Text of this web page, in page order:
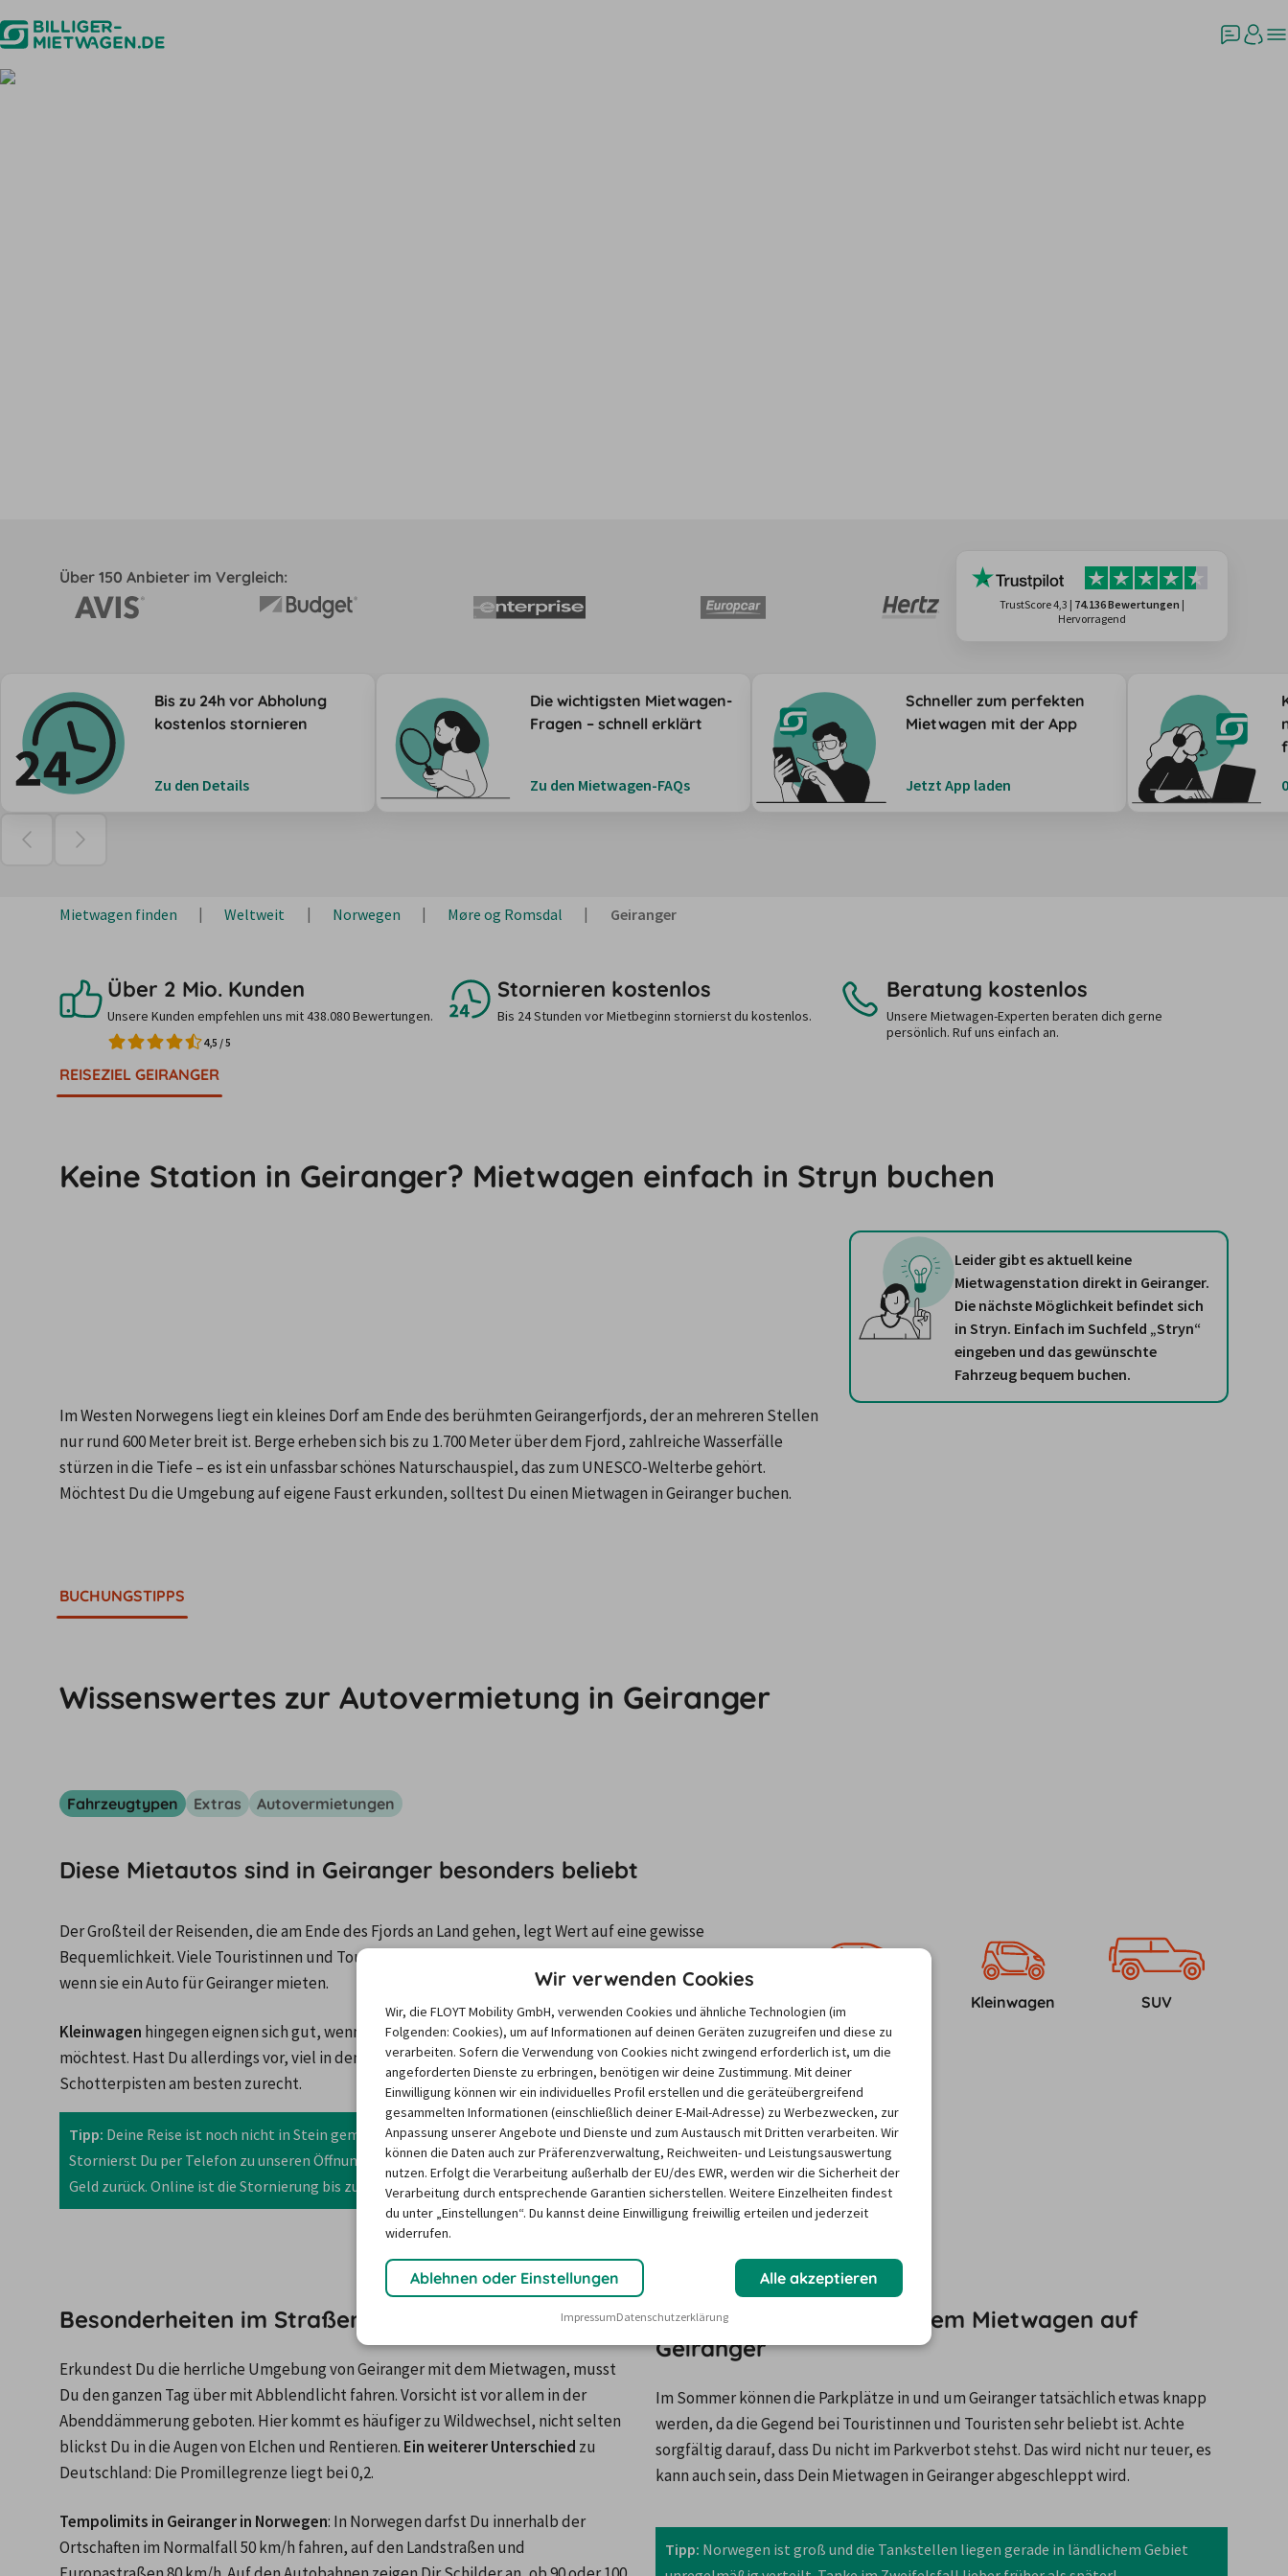
Über 150 Anbieter im Vergleich:
TrustScore 4,3 | 74.136 Bewertungen |
Hervorragend
Bis zu 24h vor Abholung
kostenlos stornieren
Zu den Details
Die wichtigsten Mietwagen-
Fragen – schnell erklärt
Zu den Mietwagen-FAQs
Schneller zum perfekten
Mietwagen mit der App
Jetzt App laden
Mietwagen finden Weltweit Norwegen Møre og Romsdal Geiranger
Über 2 Mio. Kunden
Unsere Kunden empfehlen uns mit 438.080 Bewertungen.
4,5 /5
Stornieren kostenlos
Bis 24 Stunden vor Mietbeginn stornierst du kostenlos.
Beratung kostenlos
Unsere Mietwagen-Experten beraten dich gerne
persönlich. Ruf uns einfach an.
REISEZIEL GEIRANGER
Keine Station in Geiranger? Mietwagen einfach in Stryn buchen
Leider gibt es aktuell keine
Mietwagenstation direkt in Geiranger.
Die nächste Möglichkeit befindet sich
in Stryn. Einfach im Suchfeld „Stryn“
eingeben und das gewünschte
Fahrzeug bequem buchen.
Im Westen Norwegens liegt ein kleines Dorf am Ende des berühmten Geirangerfjords, der an mehreren Stellen
nur rund 600 Meter breit ist. Berge erheben sich bis zu 1.700 Meter über dem Fjord, zahlreiche Wasserfälle
stürzen in die Tiefe – es ist ein unfassbar schönes Naturschauspiel, das zum UNESCO-Welterbe gehört.
Möchtest Du die Umgebung auf eigene Faust erkunden, solltest Du einen Mietwagen in Geiranger buchen.
BUCHUNGSTIPPS
Wissenswertes zur Autovermietung in Geiranger
Fahrzeugtypen Extras Autovermietungen
Diese Mietautos sind in Geiranger besonders beliebt
Der Großteil der Reisenden, die am Ende des Fjords an Land gehen, legt Wert auf eine gewisse
Bequemlichkeit. Viele Touristinnen und Touristen entscheiden sich für einen Wagen der
wenn sie ein Auto für Geiranger mieten.
Kleinwagen hingegen eignen sich gut, wenn Du Deinen Mietwagen in Geiranger günstiger bekommen
möchtest. Hast Du allerdings vor, viel in den Bergen unterwegs zu sein, kommt ein SUV mit den
Schotterpisten am besten zurecht.
Tipp: Deine Reise ist noch nicht in Stein gemeißelt? Du kannst trotzdem schon für Geiranger ein Auto mieten.
Stornierst Du per Telefon zu unseren Öffnungszeiten bis zu 24 Stunden vor Mietbeginn, bekommst Du Dein
Geld zurück. Online ist die Stornierung bis zu 36 Stunden vor der geplanten Abholung möglich.
Kompaktklasse Kleinwagen SUV
Besonderheiten im Straßenverkehr
Erkundest Du die herrliche Umgebung von Geiranger mit dem Mietwagen, musst
Du den ganzen Tag über mit Abblendlicht fahren. Vorsicht ist vor allem in der
Abenddämmerung geboten. Hier kommt es häufiger zu Wildwechsel, nicht selten
blickst Du in die Augen von Elchen und Rentieren. Einweiterer Unterschied zu
Deutschland: Die Promillegrenze liegt bei 0,2.
Tempolimits in Geiranger in Norwegen: In Norwegen darfst Du innerhalb der
Ortschaften im Normalfall 50 km/h fahren, auf den Landstraßen und
Parken und Tanken mit dem Mietwagen auf
Geiranger
Im Sommer können die Parkplätze in und um Geiranger tatsächlich etwas knapp
werden, da die Gegend bei Touristinnen und Touristen sehr beliebt ist. Achte
sorgfältig darauf, dass Du nicht im Parkverbot stehst. Das wird nicht nur teuer, es
kann auch sein, dass Dein Mietwagen in Geiranger abgeschleppt wird.
Tipp: Norwegen ist groß und die Tankstellen liegen gerade in ländlichem Gebiet
Wir verwenden Cookies
Wir, die FLOYT Mobility GmbH, verwenden Cookies und ähnliche Technologien (im
Folgenden: Cookies), um auf Informationen auf deinen Geräten zuzugreifen und diese zu
verarbeiten. Sofern die Verwendung von Cookies nicht zwingend erforderlich ist, um die
angeforderten Dienste zu erbringen, benötigen wir deine Zustimmung. Mit deiner
Einwilligung können wir ein individuelles Profil erstellen und die geräteübergreifend
gesammelten Informationen (einschließlich deiner E-Mail-Adresse) zu Werbezwecken, zur
Anpassung unserer Angebote und Dienste und zum Austausch mit Dritten verarbeiten. Wir
können die Daten auch zur Präferenzverwaltung, Reichweiten- und Leistungsauswertung
nutzen. Erfolgt die Verarbeitung außerhalb der EU/des EWR, werden wir die Sicherheit der
Verarbeitung durch entsprechende Garantien sicherstellen. Weitere Einzelheiten findest
du unter „Einstellungen“. Du kannst deine Einwilligung freiwillig erteilen und jederzeit
widerrufen.
Ablehnen oder Einstellungen Alle akzeptieren
ImpressumDatenschutzerklärung